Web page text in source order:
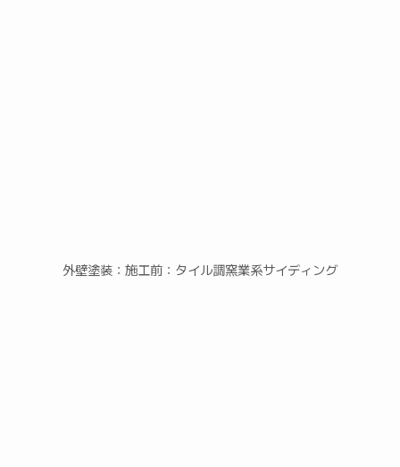
外壁塗装：施工前：タイル調窯業系サイディング